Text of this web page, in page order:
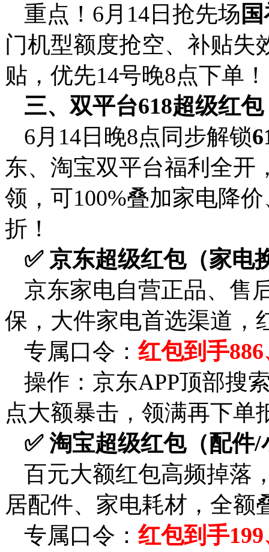
重点！6月14日抢先场
门机型额度抢空、补贴失
贴，优先14号晚8点下单！
三、双平台618超级红
6月14日晚8点同步解锁
东、淘宝双平台福利全开
领，可100%叠加家电降
折！
✅ 京东超级红包（家电
京东家电自营正品、售
保，大件家电首选渠道，
专属口令： 红包到手886
操作：京东APP顶部搜
点大额暴击，领满再下单
✅ 淘宝超级红包（配件
百元大额红包高频掉落
居配件、家电耗材，全额
专属口令： 红包到手